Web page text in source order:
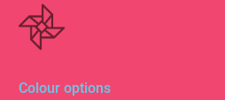
Colour options